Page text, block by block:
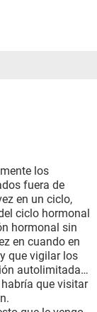
los
fuera de
en un ciclo,
ciclo hormonal
hormonal sin
en cuando en
que vigilar los
autolimitada…
que visitar